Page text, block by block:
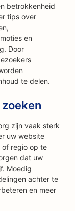
betrokkenheid
tips over
en
Door
te delen.
zijn vaak sterk
uw website
regio op te
dat uw
Moedig
achter te
en meer